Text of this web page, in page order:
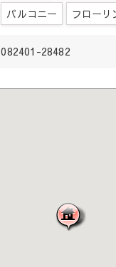
バルコニー
フローリ
082401-28482